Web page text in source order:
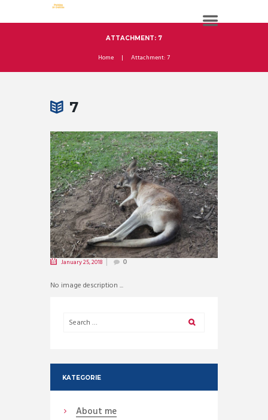
ATTACHMENT: 7
Home Attachment: 7
7
January 25, 2018 0
No image description ...
KATEGORIE
About me